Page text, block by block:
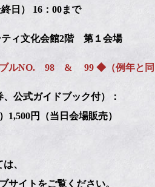
：00まで
ィ文化会館2階 第１会場
NO. 98 & 99 ◆（例年と同
公式ガイドブック付）：
円（当日会場販売）
、
イトをご覧ください。